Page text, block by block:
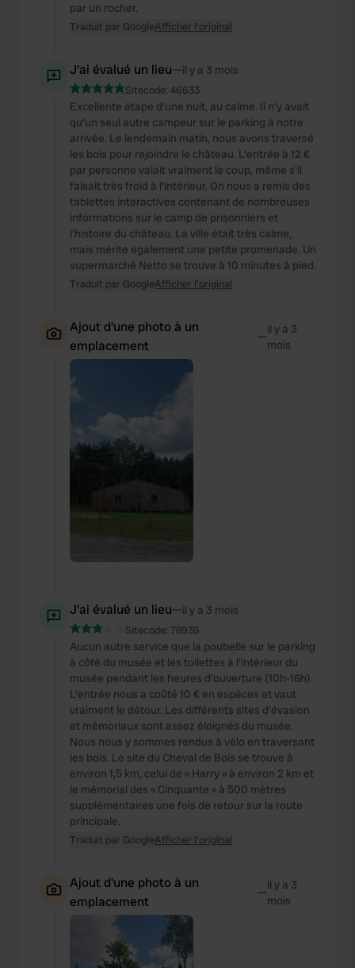
par un rocher.
Traduit par GoogleAfficher l'original
J'ai évalué un lieu—il y a 3 mois
Sitecode: 46633
Excellente étape d'une nuit, au calme. Il n'y avait
qu'un seul autre campeur sur le parking à notre
arrivée. Le lendemain matin, nous avons traversé
les bois pour rejoindre le château. L'entrée à 12 €
par personne valait vraiment le coup, même s'il
faisait très froid à l'intérieur. On nous a remis des
tablettes interactives contenant de nombreuses
informations sur le camp de prisonniers et
l'histoire du château. La ville était très calme,
mais mérite également une petite promenade. Un
supermarché Netto se trouve à 10 minutes à pied.
Traduit par GoogleAfficher l'original
Ajout d'une photo à un
emplacement
—il y a 3
mois
J'ai évalué un lieu—il y a 3 mois
Sitecode: 78935
Aucun autre service que la poubelle sur le parking
à côté du musée et les toilettes à l'intérieur du
musée pendant les heures d'ouverture (10h-16h).
L'entrée nous a coûté 10 € en espèces et vaut
vraiment le détour. Les différents sites d'évasion
et mémoriaux sont assez éloignés du musée.
Nous nous y sommes rendus à vélo en traversant
les bois. Le site du Cheval de Bois se trouve à
environ 1,5 km, celui de « Harry » à environ 2 km et
le mémorial des « Cinquante » à 500 mètres
supplémentaires une fois de retour sur la route
principale.
Traduit par GoogleAfficher l'original
Ajout d'une photo à un
emplacement
—il y a 3
mois